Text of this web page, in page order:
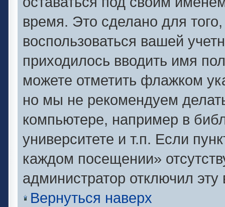
время. Это сделано для
воспользоваться вашей
приходилось вводить имя
можете отметить флажком
но мы не рекомендуем
компьютере, например в
университете и т.п. Если
каждом посещении»
администратор отключил эту
Вернуться наверх